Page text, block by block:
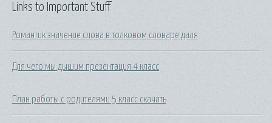
Links to Important Stuff
Романтик значение слова в толковом словаре даля
Для чего мы дышим презентация 4 класс
План работы с родителями 5 класс скачать